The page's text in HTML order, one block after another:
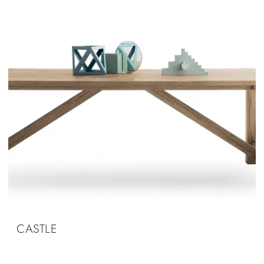
CASTLE